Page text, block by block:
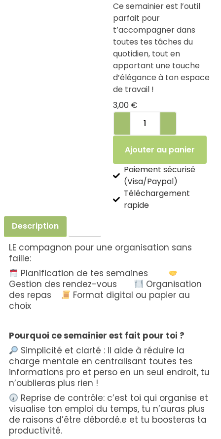
Ce semainier est l’outil
parfait pour
t’accompagner dans
toutes tes tâches du
quotidien, tout en
apportant une touche
d’élégance à ton espace
de travail !
3,00 €
Ajouter au panier
Paiement sécurisé
(Visa/Paypal)
Téléchargement
rapide
Description
LE compagnon pour une organisation sans
faille:
Planification de tes semaines
Gestion des rendez-vous
Organisation
des repas
Format digital ou papier au
choix
Pourquoi ce semainier est fait pour toi ?
Simplicité et clarté : Il aide à réduire la
charge mentale en centralisant toutes tes
informations pro et perso en un seul endroit, tu
n’oublieras plus rien !
Reprise de contrôle: c’est toi qui organise et
visualise ton emploi du temps, tu n’auras plus
de raisons d’être débordé.e et tu boosteras ta
productivité.